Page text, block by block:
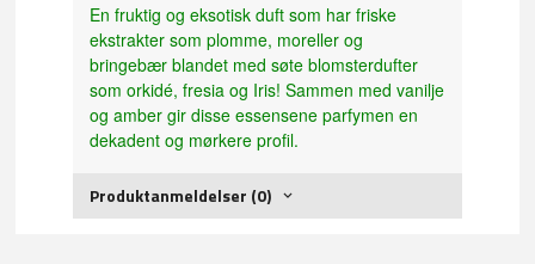
En fruktig og eksotisk duft som har friske
ekstrakter som plomme, moreller og
bringebær blandet med søte blomsterdufter
som orkidé, fresia og Iris! Sammen med vanilje
og amber gir disse essensene parfymen en
dekadent og mørkere profil.
Produktanmeldelser (0)